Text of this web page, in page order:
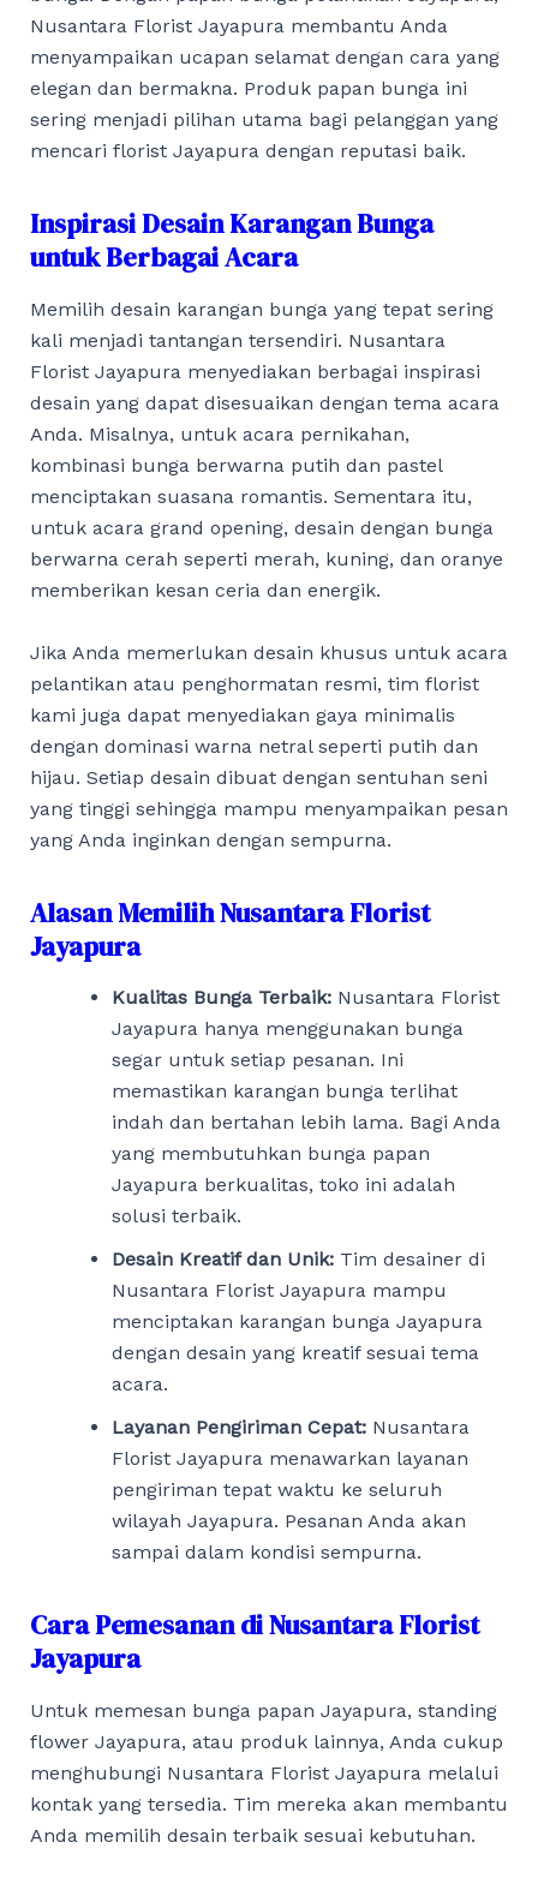
Nusantara Florist Jayapura membantu Anda
menyampaikan ucapan selamat dengan cara yang
elegan dan bermakna. Produk papan bunga ini
sering menjadi pilihan utama bagi pelanggan yang
mencari florist Jayapura dengan reputasi baik.
Inspirasi Desain Karangan Bunga
untuk Berbagai Acara
Memilih desain karangan bunga yang tepat sering
kali menjadi tantangan tersendiri. Nusantara
Florist Jayapura menyediakan berbagai inspirasi
desain yang dapat disesuaikan dengan tema acara
Anda. Misalnya, untuk acara pernikahan,
kombinasi bunga berwarna putih dan pastel
menciptakan suasana romantis. Sementara itu,
untuk acara grand opening, desain dengan bunga
berwarna cerah seperti merah, kuning, dan oranye
memberikan kesan ceria dan energik.
Jika Anda memerlukan desain khusus untuk acara
pelantikan atau penghormatan resmi, tim florist
kami juga dapat menyediakan gaya minimalis
dengan dominasi warna netral seperti putih dan
hijau. Setiap desain dibuat dengan sentuhan seni
yang tinggi sehingga mampu menyampaikan pesan
yang Anda inginkan dengan sempurna.
Alasan Memilih Nusantara Florist
Jayapura
Kualitas Bunga Terbaik: Nusantara Florist
Jayapura hanya menggunakan bunga
segar untuk setiap pesanan. Ini
memastikan karangan bunga terlihat
indah dan bertahan lebih lama. Bagi Anda
yang membutuhkan bunga papan
Jayapura berkualitas, toko ini adalah
solusi terbaik.
Desain Kreatif dan Unik: Tim desainer di
Nusantara Florist Jayapura mampu
menciptakan karangan bunga Jayapura
dengan desain yang kreatif sesuai tema
acara.
Layanan Pengiriman Cepat: Nusantara
Florist Jayapura menawarkan layanan
pengiriman tepat waktu ke seluruh
wilayah Jayapura. Pesanan Anda akan
sampai dalam kondisi sempurna.
Cara Pemesanan di Nusantara Florist
Jayapura
Untuk memesan bunga papan Jayapura, standing
flower Jayapura, atau produk lainnya, Anda cukup
menghubungi Nusantara Florist Jayapura melalui
kontak yang tersedia. Tim mereka akan membantu
Anda memilih desain terbaik sesuai kebutuhan.